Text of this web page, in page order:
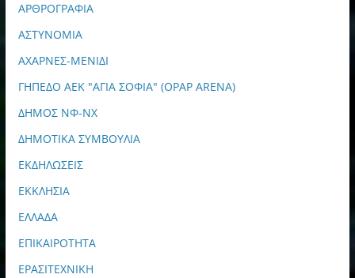
ΑΡΘΡΟΓΡΑΦΙΑ
ΑΣΤΥΝΟΜΙΑ
ΑΧΑΡΝΕΣ-ΜΕΝΙΔΙ
ΓΗΠΕΔΟ ΑΕΚ "ΑΓΙΑ ΣΟΦΙΑ" (OPAP ARENA)
ΔΗΜΟΣ ΝΦ-ΝΧ
ΔΗΜΟΤΙΚΑ ΣΥΜΒΟΥΛΙΑ
ΕΚΔΗΛΩΣΕΙΣ
ΕΚΚΛΗΣΙΑ
ΕΛΛΑΔΑ
ΕΠΙΚΑΙΡΟΤΗΤΑ
ΕΡΑΣΙΤΕΧΝΙΚΗ